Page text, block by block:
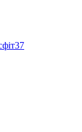
37